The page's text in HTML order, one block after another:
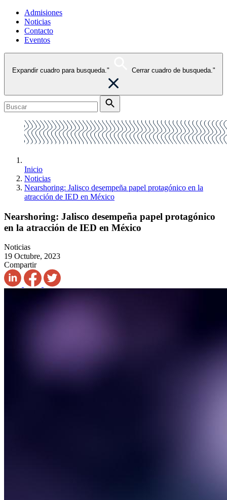
Admisiones
Noticias
Contacto
Eventos
Expandir cuadro para busqueda." Cerrar cuadro de busqueda."
Inicio
Noticias
Nearshoring: Jalisco desempeña papel protagónico en la
atracción de IED en México
Nearshoring: Jalisco desempeña papel protagónico
en la atracción de IED en México
Noticias
19 Octubre, 2023
Compartir